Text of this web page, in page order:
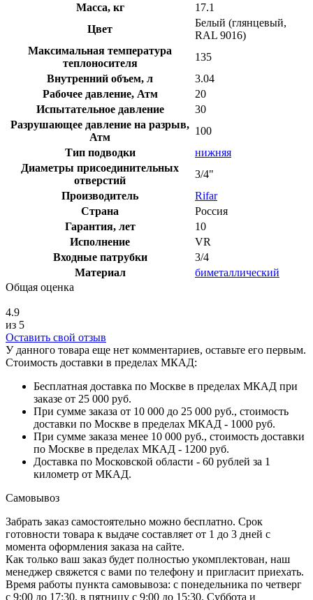
Масса, кг
17.1
Цвет
Белый (глянцевый,
RAL 9016)
Максимальная температура
теплоносителя
135
Внутренний объем, л
3.04
Рабочее давление, Атм
20
Испытательное давление
30
Разрушающее давление на разрыв,
Атм
100
Тип подводки
нижняя
Диаметры присоединительных
отверстий
3/4"
Производитель
Rifar
Страна
Россия
Гарантия, лет
10
Исполнение
VR
Входные патрубки
3/4
Материал
биметаллический
Общая оценка
4.9
из 5
Оставить свой отзыв
У данного товара еще нет комментариев, оставьте его первым.
Стоимость доставки в пределах МКАД:
Бесплатная доставка по Москве в пределах МКАД при
заказе от 25 000 руб.
При сумме заказа от 10 000 до 25 000 руб., стоимость
доставки по Москве в пределах МКАД - 1000 руб.
При сумме заказа менее 10 000 руб., стоимость доставки
по Москве в пределах МКАД - 1200 руб.
Доставка по Московской области - 60 рублей за 1
километр от МКАД.
Самовывоз
Забрать заказ самостоятельно можно бесплатно. Срок
готовности товара к выдаче составляет от 1 до 3 дней с
момента оформления заказа на сайте.
Как только ваш заказ будет полностью укомплектован, наш
менеджер свяжется с вами по телефону и пригласит приехать.
Время работы пункта самовывоза: с понедельника по четверг
с 9:00 до 17:30, в пятницу с 9:00 до 15:30. Суббота и